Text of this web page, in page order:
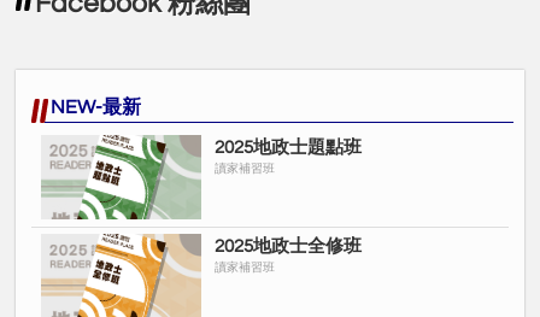
地代書)國考證照為目標!!
早鳥價$8,000只到2024/11/15喔!
NEW-最新
2025地政士題點班
讀家補習班
2025地政士全修班
讀家補習班